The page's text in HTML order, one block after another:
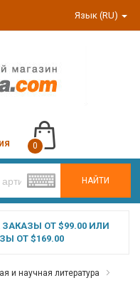
Язык (RU)
НАЙТИ
0
ОТ $99.00 ИЛИ
ОТ $169.00
и научная литература